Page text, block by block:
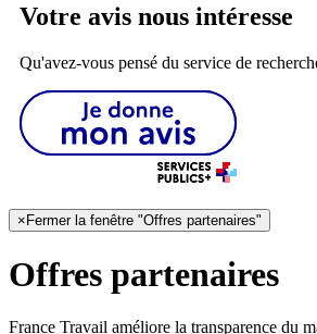
Votre avis nous intéresse
Qu'avez-vous pensé du service de
×Fermer la fenêtre "Offres partenaires"
Offres partenaires
France Travail améliore la transparence du